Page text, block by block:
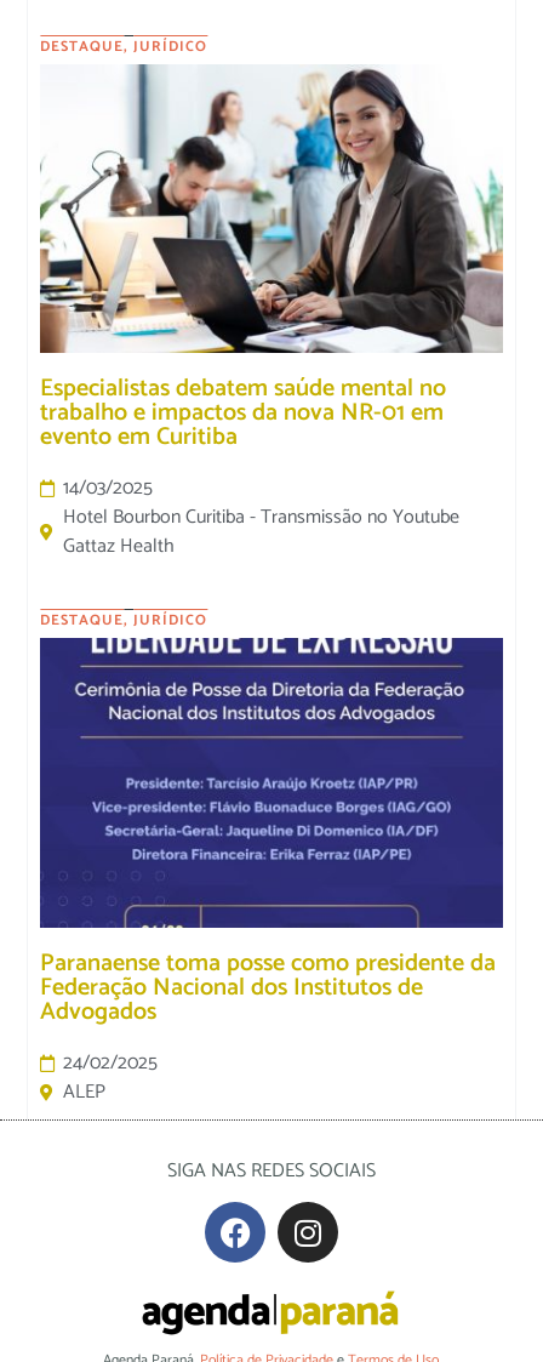
DESTAQUE,JURÍDICO
Especialistas debatem saúde mental no
trabalho e impactos da nova NR-01 em
evento em Curitiba
14/03/2025
Hotel Bourbon Curitiba - Transmissão no Youtube
Gattaz Health
DESTAQUE,JURÍDICO
Paranaense toma posse como presidente da
Federação Nacional dos Institutos de
Advogados
24/02/2025
ALEP
SIGA NAS REDES SOCIAIS